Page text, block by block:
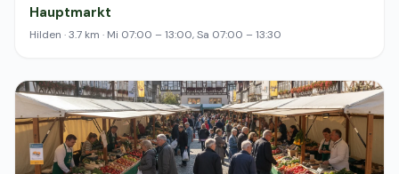
Hauptmarkt
Hilden · 3.7 km · Mi 07:00 – 13:00, Sa 07:00 – 13:30